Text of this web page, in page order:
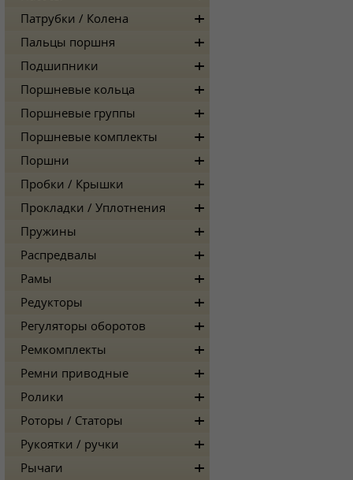
Патрубки / Колена
Пальцы поршня
Подшипники
Поршневые кольца
Поршневые группы
Поршневые комплекты
Поршни
Пробки / Крышки
Прокладки / Уплотнения
Пружины
Распредвалы
Рамы
Редукторы
Регуляторы оборотов
Ремкомплекты
Ремни приводные
Ролики
Роторы / Статоры
Рукоятки / ручки
Рычаги